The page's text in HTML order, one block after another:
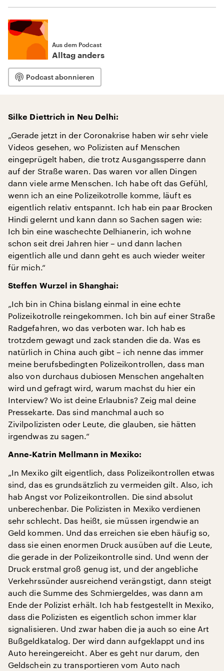
Aus dem Podcast
Alltag anders
Podcast abonnieren
Silke Diettrich in Neu Delhi:
„Gerade jetzt in der Coronakrise haben wir sehr viele
Videos gesehen, wo Polizisten auf Menschen
eingeprügelt haben, die trotz Ausgangssperre dann
auf der Straße waren. Das waren vor allen Dingen
dann viele arme Menschen. Ich habe oft das Gefühl,
wenn ich an eine Polizeikotrolle komme, läuft es
eigentlich relativ entspannt. Ich hab ein paar Brocken
Hindi gelernt und kann dann so Sachen sagen wie:
Ich bin eine waschechte Delhianerin, ich wohne
schon seit drei Jahren hier – und dann lachen
eigentlich alle und dann geht es auch wieder weiter
für mich.“
Steffen Wurzel in Shanghai:
„Ich bin in China bislang einmal in eine echte
Polizeikotrolle reingekommen. Ich bin auf einer Straße
Radgefahren, wo das verboten war. Ich hab es
trotzdem gewagt und zack standen die da. Was es
natürlich in China auch gibt – ich nenne das immer
meine berufsbedingten Polizeikontrollen, dass man
also von durchaus dubiosen Menschen angehalten
wird und gefragt wird, warum machst du hier ein
Interview? Wo ist deine Erlaubnis? Zeig mal deine
Pressekarte. Das sind manchmal auch so
Zivilpolizisten oder Leute, die glauben, sie hätten
irgendwas zu sagen.“
Anne-Katrin Mellmann in Mexiko:
„In Mexiko gilt eigentlich, dass Polizeikontrollen etwas
sind, das es grundsätzlich zu vermeiden gilt. Also, ich
hab Angst vor Polizeikontrollen. Die sind absolut
unberechenbar. Die Polizisten in Mexiko verdienen
sehr schlecht. Das heißt, sie müssen irgendwie an
Geld kommen. Und das erreichen sie eben häufig so,
dass sie einen enormen Druck ausüben auf die Leute,
die gerade in der Polizeikontrolle sind. Und wenn der
Druck erstmal groß genug ist, und der angebliche
Verkehrssünder ausreichend verängstigt, dann steigt
auch die Summe des Schmiergeldes, was dann am
Ende der Polizist erhält. Ich hab festgestellt in Mexiko,
dass die Polizisten es eigentlich schon immer klar
signalisieren. Und zwar haben die ja auch so eine Art
Bußgeldkatalog. Der wird dann aufgeklappt und ins
Auto hereingereicht. Aber es geht nur darum, den
Geldschein zu transportieren vom Auto nach